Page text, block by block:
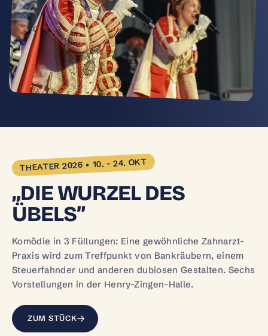
THEATER 2026 • 10. - 24. OKT
„DIE WURZEL DES
ÜBELS”
Komödie in 3 Füllungen: Eine gewöhnliche Zahnarzt-
Praxis wird zum Treffpunkt von Bankräubern, einem
Steuerfahnder und anderen dubiosen Gestalten. Sechs
Vorstellungen in der Henry-Zingen-Halle.
ZUM STÜCK